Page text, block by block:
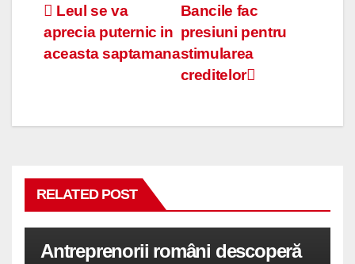
Navigare
în
Bancile fac
presiuni pentru
stimularea
creditelor
Leul se va
aprecia puternic in
aceasta saptamana
RELATED POST
Antreprenorii români descoperă